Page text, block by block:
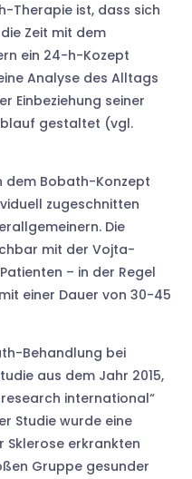
Therapie ist, dass sich
Zeit mit dem
ein 24-h-Kozept
Analyse des Alltags
Einbeziehung seiner
gestaltet (vgl.
dem Bobath-Konzept
zugeschnitten
Die
mit der Vojta-
– in der Regel
einer Dauer von 30-45
Behandlung bei
aus dem Jahr 2015,
international“
Studie wurde eine
Sklerose erkrankten
Gruppe gesunder